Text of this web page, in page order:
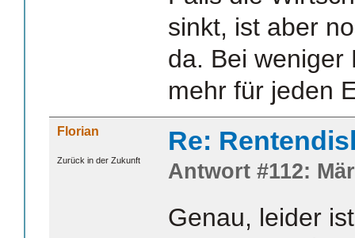
sinkt, ist aber
da. Bei weniger
mehr für jeden
Florian
Zurück in der Zukunft
Re:
Antwort #112:
Genau, leider